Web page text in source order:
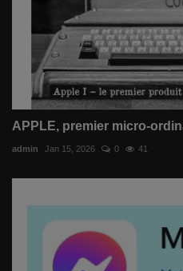
APPLE, premier micro-
admin Jan 15, 2026 0 41